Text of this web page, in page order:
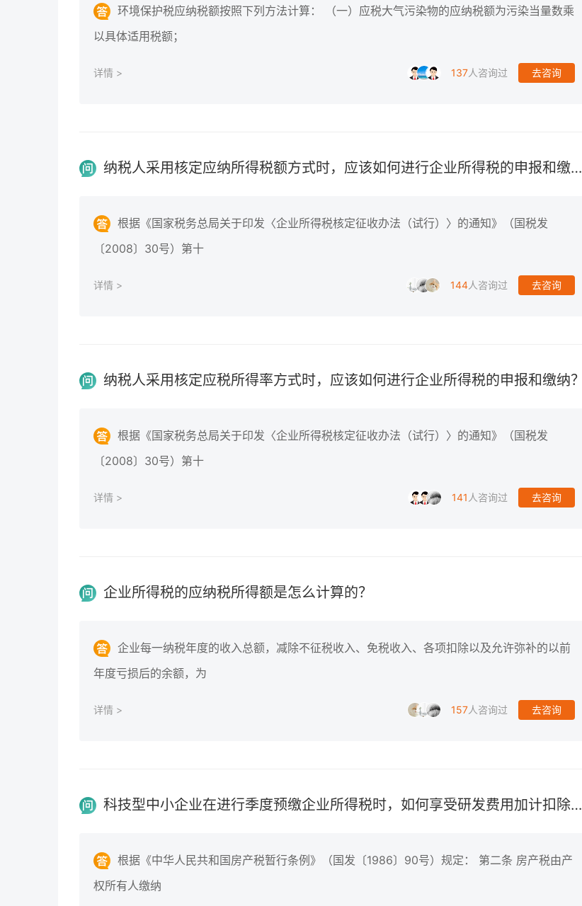
环境保护税应纳税额按照下列方法计算： （一）应税大气污染物的应纳税额为污染当量数乘
以具体适用税额；
详情 > 137人咨询过 去咨询
纳税人采用核定应纳所得税额方式时，应该如何进行企业所得税的申报和缴纳？
根据《国家税务总局关于印发〈企业所得税核定征收办法（试行）〉的通知》（国税发
〔2008〕30号）第十
详情 > 144人咨询过 去咨询
纳税人采用核定应税所得率方式时，应该如何进行企业所得税的申报和缴纳？
根据《国家税务总局关于印发〈企业所得税核定征收办法（试行）〉的通知》（国税发
〔2008〕30号）第十
详情 > 141 人咨询过 去咨询
企业所得税的应纳税所得额是怎么计算的？
企业每一纳税年度的收入总额，减除不征税收入、免税收入、各项扣除以及允许弥补的以前
年度亏损后的余额，为
详情 > 157人咨询过 去咨询
科技型中小企业在进行季度预缴企业所得税时，如何享受研发费用加计扣除政策？
根据《中华人民共和国房产税暂行条例》（国发〔1986〕90号）规定： 第二条 房产税由产
权所有人缴纳